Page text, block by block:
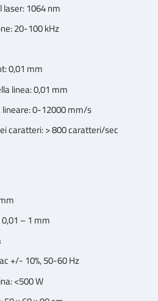
laser: 1064 nm
20-100 kHz
0,01 mm
linea: 0,01 mm
0-12000 mm/s
caratteri: > 800 caratteri/sec
– 1 mm
+/- 10%, 50-60 Hz
<500 W